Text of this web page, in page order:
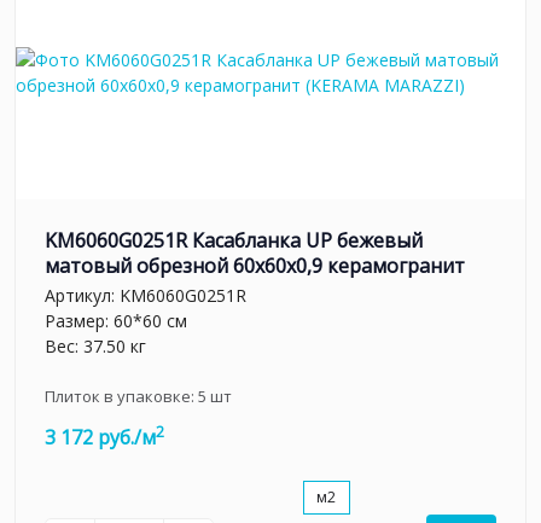
KM6060G0251R Касабланка UP бежевый
матовый обрезной 60x60x0,9 керамогранит
Артикул: KM6060G0251R
Размер: 60*60 см
Вес: 37.50 кг
Плиток в упаковке: 5 шт
3 172 руб./м2
м2